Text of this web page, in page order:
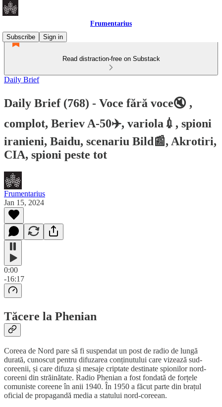
Frumentarius
Subscribe
Sign in
Read distraction-free on Substack
Daily Brief
Daily Brief (768) - Voce fără voce🔇 ,
complot, Beriev A-50✈️, variola💉, spioni
iranieni, Baidu, scenariu Bild📰, Akrotiri,
CIA, spioni peste tot
Frumentarius
Jan 15, 2024
0:00
-16:17
Tăcere la Phenian
Coreea de Nord pare să fi suspendat un post de radio de lungă
durată, cunoscut pentru difuzarea conținutului care vizează sud-
coreenii, și care difuza și mesaje criptate destinate spionilor nord-
coreeni din străinătate. Radio Phenian a fost fondată de forțele
comuniste coreene în anii 1940. În 1950 a făcut parte din brațul
oficial de propagandă media a statului nord-coreean.